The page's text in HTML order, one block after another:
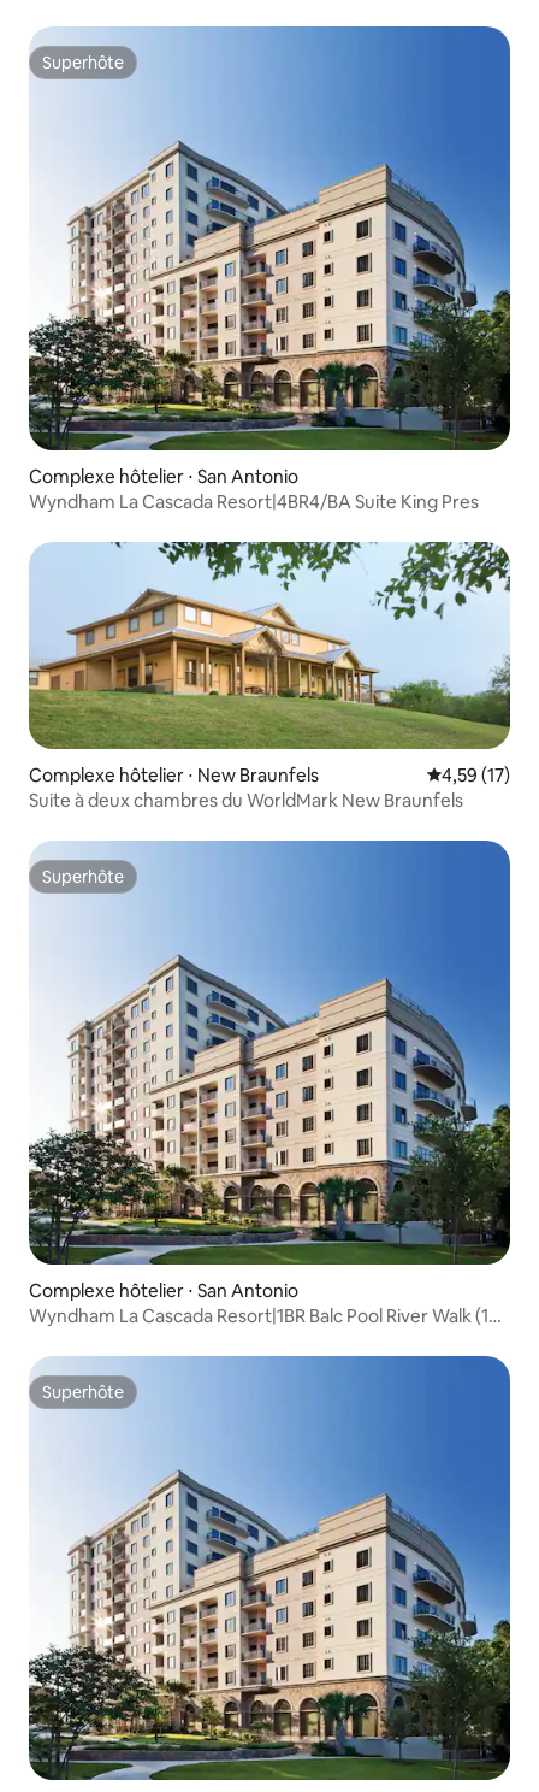
Superhôte
Superhôte
Complexe hôtelier ⋅ San Antonio
Wyndham La Cascada Resort|4BR4/BA Suite King Pres
Complexe hôtelier ⋅ New Braunfels Évaluation
4,59 (17)
Suite à deux chambres du WorldMark New Braunfels
Superhôte
Superhôte
Complexe hôtelier ⋅ San Antonio
Wyndham La Cascada Resort|1BR Balc Pool River Walk (1
Superhôte
Superhôte